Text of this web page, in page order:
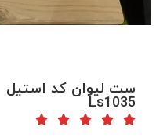
ست لیوان کد استیل
Ls1035